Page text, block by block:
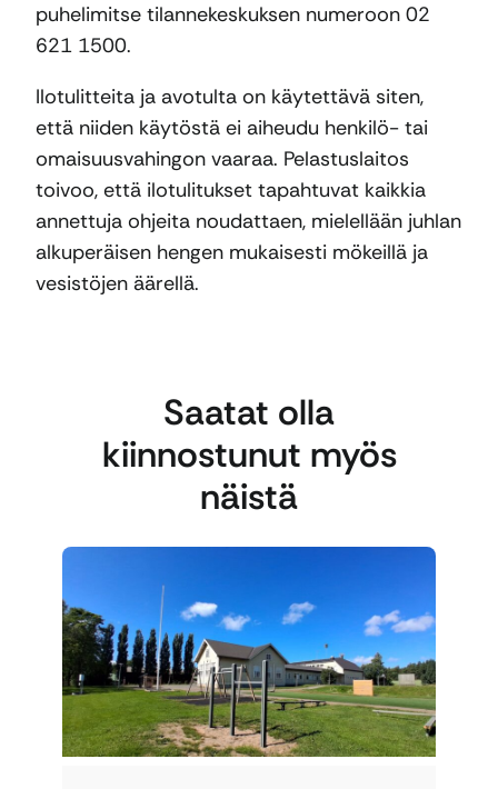
puhelimitse tilannekeskuksen numeroon 02
621 1500.
Ilotulitteita ja avotulta on käytettävä siten,
että niiden käytöstä ei aiheudu henkilö- tai
omaisuusvahingon vaaraa. Pelastuslaitos
toivoo, että ilotulitukset tapahtuvat kaikkia
annettuja ohjeita noudattaen, mielellään juhlan
alkuperäisen hengen mukaisesti mökeillä ja
vesistöjen äärellä.
Saatat olla
kiinnostunut myös
näistä